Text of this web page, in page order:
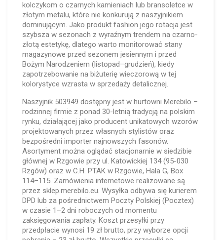
kolczykom o czarnych kamieniach lub bransoletce w
złotym metalu, które nie konkurują z naszyjnikiem
dominującym. Jako produkt fashion jego rotacja jest
szybsza w sezonach z wyraźnym trendem na czarno-
złotą estetykę, dlatego warto monitorować stany
magazynowe przed sezonem jesiennym i przed
Bożym Narodzeniem (listopad–grudzień), kiedy
zapotrzebowanie na biżuterię wieczorową w tej
kolorystyce wzrasta w sprzedaży detalicznej.
Naszyjnik 503949 dostępny jest w hurtowni Merebilo –
rodzinnej firmie z ponad 30-letnią tradycją na polskim
rynku, działającej jako producent unikatowych wzorów
projektowanych przez własnych stylistów oraz
bezpośredni importer najnowszych fasonów.
Asortyment można oglądać stacjonarnie w siedzibie
głównej w Rzgowie przy ul. Katowickiej 134 (95-030
Rzgów) oraz w C.H. PTAK w Rzgowie, Hala G, Box
114–115. Zamówienia internetowe realizowane są
przez sklep.merebilo.eu. Wysyłka odbywa się kurierem
DPD lub za pośrednictwem Poczty Polskiej (Pocztex)
w czasie 1–2 dni roboczych od momentu
zaksięgowania zapłaty. Koszt przesyłki przy
przedpłacie wynosi 19 zł brutto, przy wyborze opcji